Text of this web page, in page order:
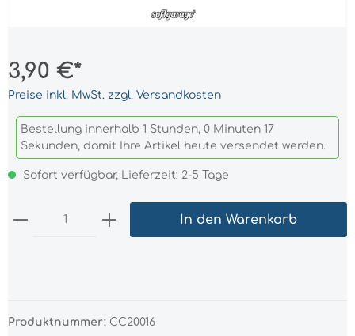
3,90 €*
Preise inkl. MwSt. zzgl. Versandkosten
Bestellung innerhalb 1 Stunden, 0 Minuten 17
Sekunden, damit Ihre Artikel heute versendet werden.
Sofort verfügbar, Lieferzeit: 2-5 Tage
In den Warenkorb
Produktnummer: CC20016